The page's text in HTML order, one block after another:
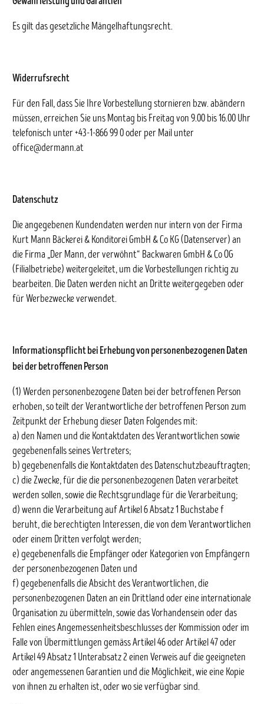
Es gilt das gesetzliche Mängelhaftungsrecht.
Widerrufsrecht
Für den Fall, dass Sie Ihre Vorbestellung stornieren bzw. abändern
müssen, erreichen Sie uns Montag bis Freitag von 9.00 bis 16.00 Uhr
telefonisch unter +43-1-866 99 0 oder per Mail unter
office@dermann.at
Datenschutz
Die angegebenen Kundendaten werden nur intern von der Firma
Kurt Mann Bäckerei & Konditorei GmbH & Co KG (Datenserver) an
die Firma „Der Mann, der verwöhnt“ Backwaren GmbH & Co OG
(Filialbetriebe) weitergeleitet, um die Vorbestellungen richtig zu
bearbeiten. Die Daten werden nicht an Dritte weitergegeben oder
für Werbezwecke verwendet.
Informationspflicht bei Erhebung von personenbezogenen Daten
bei der betroffenen Person
(1) Werden personenbezogene Daten bei der betroffenen Person
erhoben, so teilt der Verantwortliche der betroffenen Person zum
Zeitpunkt der Erhebung dieser Daten Folgendes mit:
a) den Namen und die Kontaktdaten des Verantwortlichen sowie
gegebenenfalls seines Vertreters;
b) gegebenenfalls die Kontaktdaten des Datenschutzbeauftragten;
c) die Zwecke, für die die personenbezogenen Daten verarbeitet
werden sollen, sowie die Rechtsgrundlage für die Verarbeitung;
d) wenn die Verarbeitung auf Artikel 6 Absatz 1 Buchstabe f
beruht, die berechtigten Interessen, die von dem Verantwortlichen
oder einem Dritten verfolgt werden;
e) gegebenenfalls die Empfänger oder Kategorien von Empfängern
der personenbezogenen Daten und
f) gegebenenfalls die Absicht des Verantwortlichen, die
personenbezogenen Daten an ein Drittland oder eine internationale
Organisation zu übermitteln, sowie das Vorhandensein oder das
Fehlen eines Angemessenheitsbeschlusses der Kommission oder im
Falle von Übermittlungen gemäss Artikel 46 oder Artikel 47 oder
Artikel 49 Absatz 1 Unterabsatz 2 einen Verweis auf die geeigneten
oder angemessenen Garantien und die Möglichkeit, wie eine Kopie
von ihnen zu erhalten ist, oder wo sie verfügbar sind.